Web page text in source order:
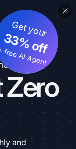
Zero
Get your
33% off
AI Agent
and